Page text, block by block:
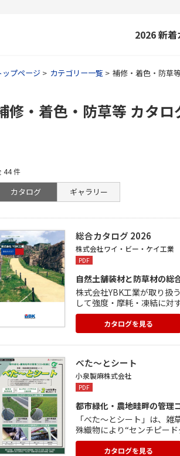
2026新着
ップページ カテゴリー一覧 補修・着色・防草
修・着色・防草等 カタロ
44 件
カタログ ギャラリー
総合カタログ 2026
株式会社ワイ・ビー・ケイ工業
PDF
自然土舗装材と防草材の総
株式会社YBK工業が取り扱う、自然土舗装材と
して強度・摩耗・凍結に対
草材等を掲載。 自然土を固化させる独自の技術により、雨でぬかるんだり雑草が生い茂ってしまうという土の問題点を解決し、快適な
住環境の創造に貢献していま
カタログを見る
べた～とシート
小泉製麻株式会社
PDF
都市緑化・農地畦畔の管理
「べた～とシート」は、
殊織物により“センチピー
で、維持管理コストの大幅
カタログを見る